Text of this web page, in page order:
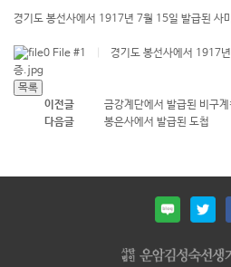
경기도 봉선사에서 1917년 7월 15일 발급된 사
File #1
경기도 봉선사에서 1917
증.jpg
이전글
금강계단에서 발급된 비구계
다음글
봉은사에서 발급된 도첩